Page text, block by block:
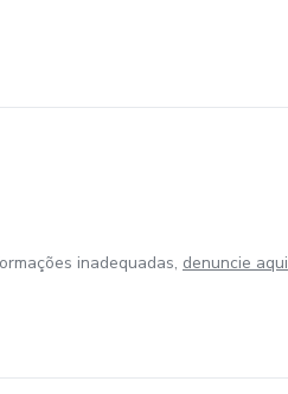
inadequadas, denuncie aqui